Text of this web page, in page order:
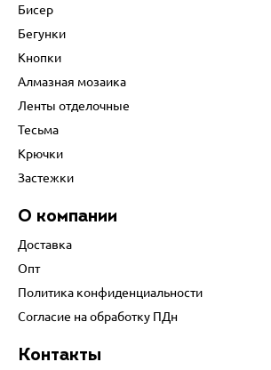
Бисер
Бегунки
Кнопки
Алмазная мозаика
Ленты отделочные
Тесьма
Крючки
Застежки
О компании
Доставка
Опт
Политика конфиденциальности
Согласие на обработку ПДн
Контакты